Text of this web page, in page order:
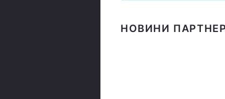
НОВИНИ